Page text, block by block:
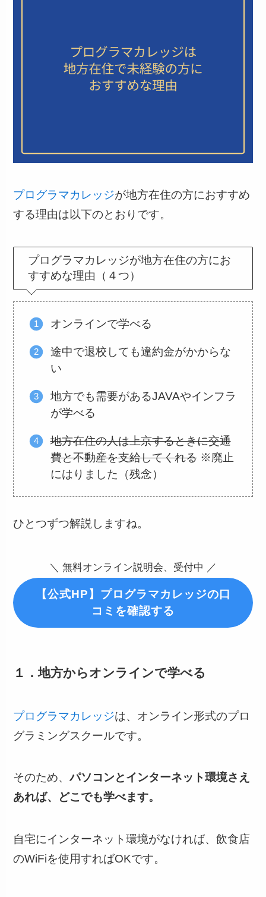
プログラマカレッジが地方在住の方におすすめ
する理由は以下のとおりです。
プログラマカレッジが地方在住の方にお
すすめな理由（４つ）
オンラインで学べる
途中で退校しても違約金がかからな
い
地方でも需要があるJAVAやインフラ
が学べる
地方在住の人は上京するときに交通
費と不動産を支給してくれる※廃止
にはりました（残念）
ひとつずつ解説しますね。
＼ 無料オンライン説明会、受付中 ／
【公式HP】プログラマカレッジの口
コミを確認する
１．地方からオンラインで学べる
プログラマカレッジは、オンライン形式のプロ
グラミングスクールです。
そのため、パソコンとインターネット環境さえ
あれば、どこでも学べます。
自宅にインターネット環境がなければ、飲食店
のWiFiを使用すればOKです。